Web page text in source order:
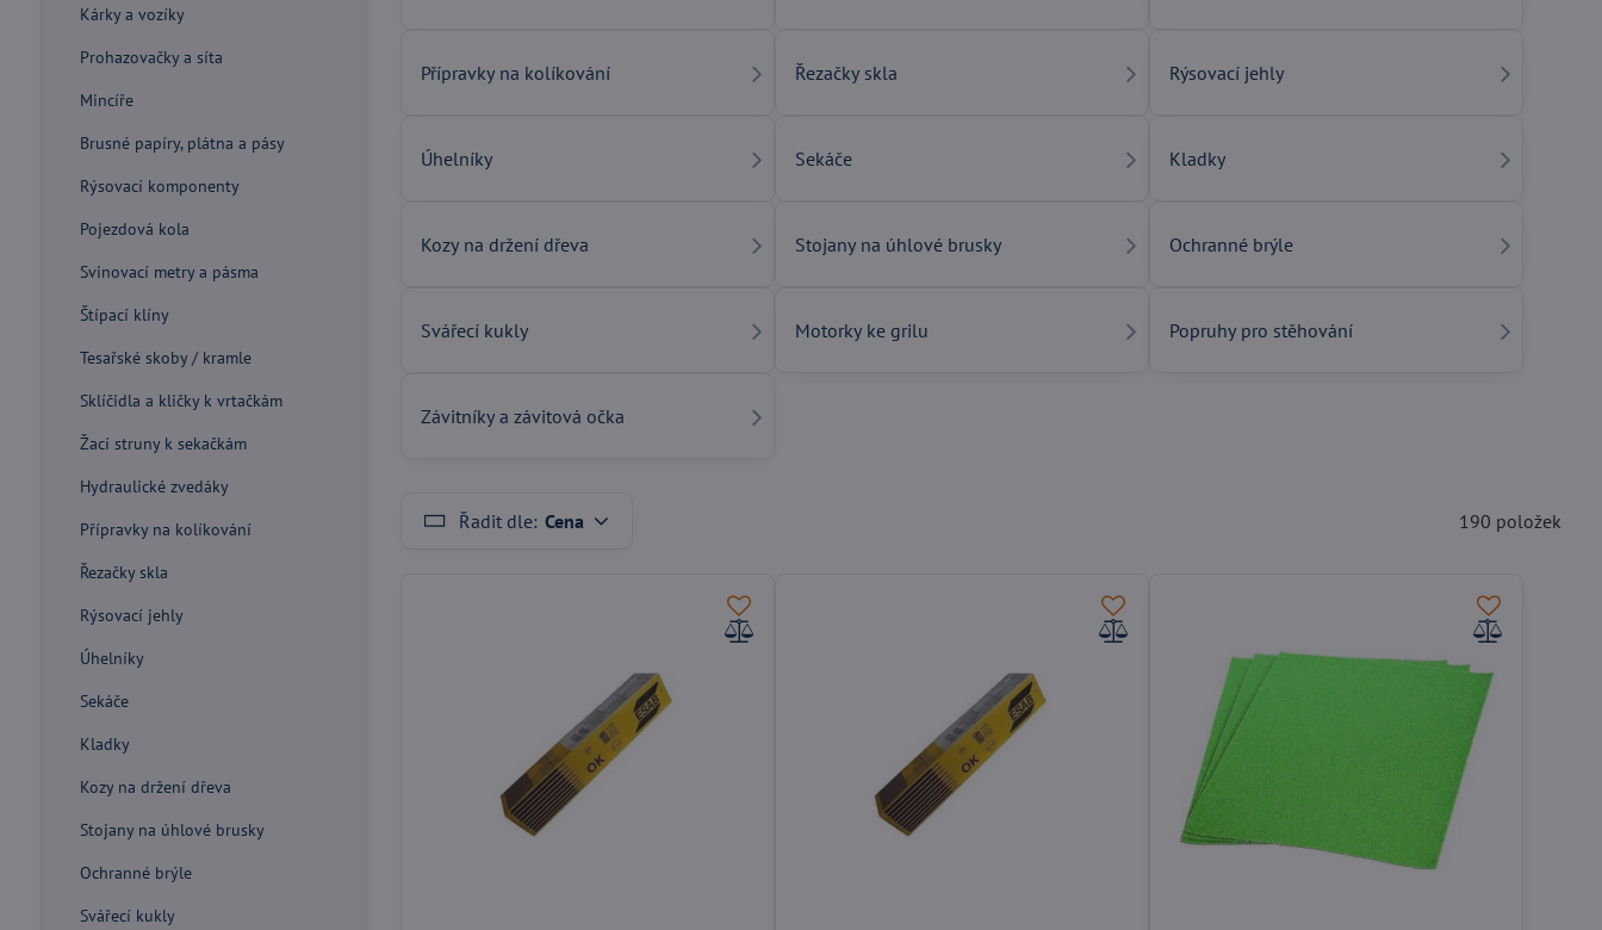
Přípravky na kolíkování Řezačky skla Rýsovací jehly
Úhelníky Sekáče Kladky
Kozy na držení dřeva Stojany na úhlové brusky Ochranné brýle
Svářecí kukly Motorky ke grilu Popruhy pro stěhování
Závitníky a závitová očka
Řadit dle: Cena 190 položek
Kárky a vozíky
Prohazovačky a síta
Mincíře
Brusné papíry, plátna a pásy
Rýsovací komponenty
Pojezdová kola
Svinovací metry a pásma
Štípací klíny
Tesařské skoby / kramle
Sklíčidla a kličky k vrtačkám
Žací struny k sekačkám
Hydraulické zvedáky
Přípravky na kolíkování
Řezačky skla
Rýsovací jehly
Úhelníky
Sekáče
Kladky
Kozy na držení dřeva
Stojany na úhlové brusky
Ochranné brýle
Svářecí kukly